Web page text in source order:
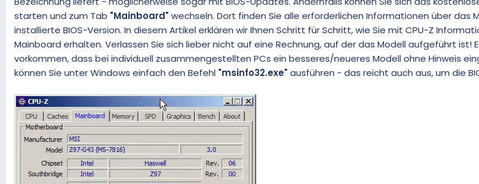
starten und zum Tab "Mainboard" wechseln. Dort finden Sie alle erforderlichen Informationen über das
installierte BIOS-Version. In diesem Artikel erklären wir Ihnen Schritt für Schritt, wie Sie mit CPU-Z
Mainboard erhalten. Verlassen Sie sich lieber nicht auf eine Rechnung, auf der das Modell aufgeführt ist!
vorkommen, dass bei individuell zusammengestellten PCs ein besseres/neueres Modell ohne Hinweis
können Sie unter Windows einfach den Befehl "msinfo32.exe" ausführen - das reicht auch aus, um die